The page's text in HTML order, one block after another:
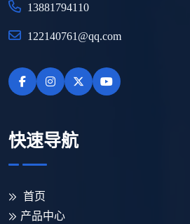
13881794110
122140761@qq.com
快速导航
首页
产品中心